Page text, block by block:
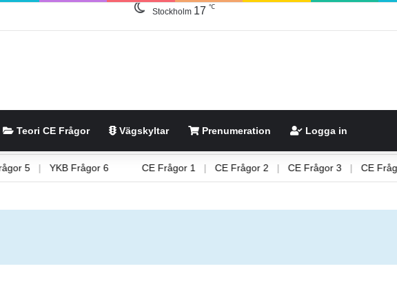
Stockholm 17 ℃
Teori CE Frågor Vägskyltar Prenumeration Logga in
YKB Frågor 5 | YKB Frågor 6 CE Frågor 1 | CE Frågor 2 | CE Frågor 3 |